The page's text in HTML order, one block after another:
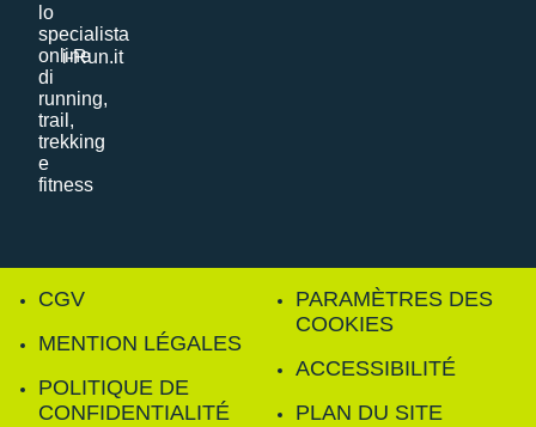
i-Run.it
CGV
MENTION LÉGALES
POLITIQUE DE
CONFIDENTIALITÉ
PARAMÈTRES DES
COOKIES
ACCESSIBILITÉ
PLAN DU SITE